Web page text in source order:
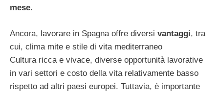
mese.
Ancora, lavorare in Spagna offre diversi vantaggi, tra
cui, clima mite e stile di vita mediterraneo
Cultura ricca e vivace, diverse opportunità lavorative
in vari settori e costo della vita relativamente basso
rispetto ad altri paesi europei. Tuttavia, è importante